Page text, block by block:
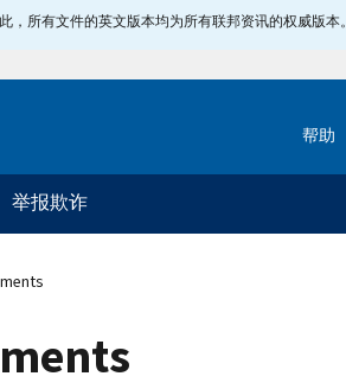
所有文件的英文版本均为所有联邦资讯的权威版本。
帮助
举报欺诈